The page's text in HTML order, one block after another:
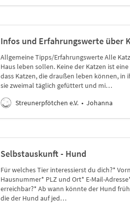
Infos und Erfahrungswerte über
Allgemeine Tipps/Erfahrungswerte Alle
Haus leben sollen. Keine der Katzen ist
dass Katzen, die draußen leben können, in
sie zweimal täglich gefüttert und mi…
Streunerpfötchen e.V.
Johanna
Selbstauskunft - Hund
Für welches Tier interessierst du dich?*
Hausnummer* PLZ und Ort* E-Mail-
erreichbar?* Ab wann könnte der Hund
die der Hund auf jed…